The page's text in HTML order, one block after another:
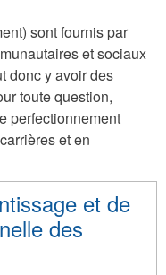
sont fournis par
et sociaux
donc y avoir des
toute question,
perfectionnement
et en
et de
des